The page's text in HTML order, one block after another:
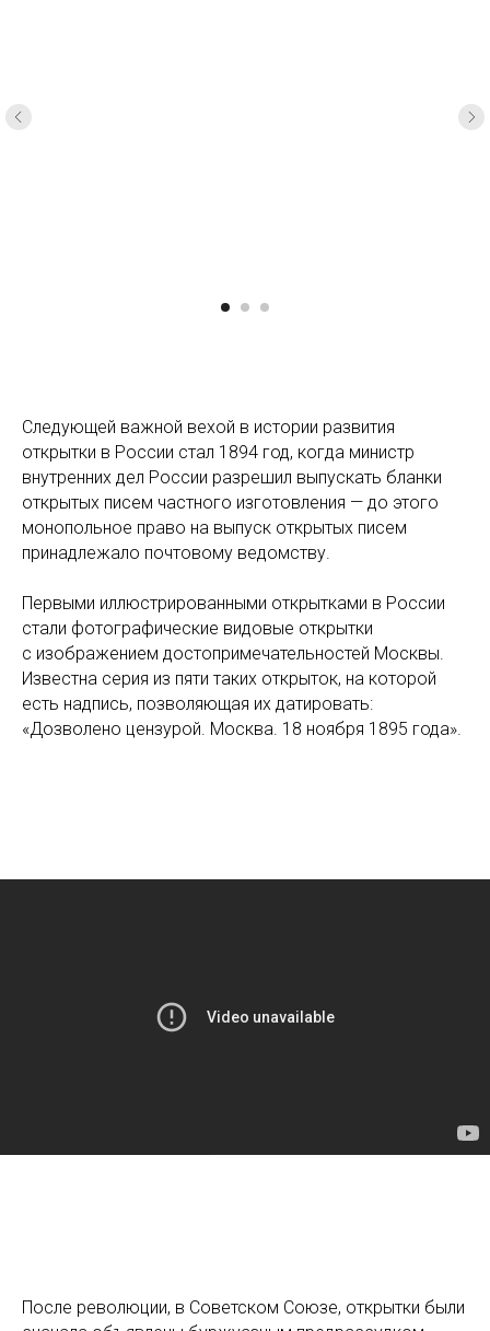
Следующей важной вехой в истории развития
открытки в России стал 1894 год, когда министр
внутренних дел России разрешил выпускать бланки
открытых писем частного изготовления — до этого
монопольное право на выпуск открытых писем
принадлежало почтовому ведомству.
Первыми иллюстрированными открытками в России
стали фотографические видовые открытки
с изображением достопримечательностей Москвы.
Известна серия из пяти таких открыток, на которой
есть надпись, позволяющая их датировать:
«Дозволено цензурой. Москва. 18 ноября 1895 года».
После революции, в Советском Союзе, открытки были